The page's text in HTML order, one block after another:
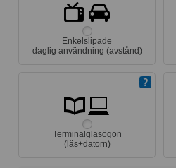
Enkelslipade
daglig användning (avstånd)
Terminalglasögon
(läs+datorn)